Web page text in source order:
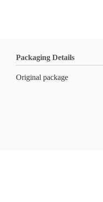
Packaging Details
Original package